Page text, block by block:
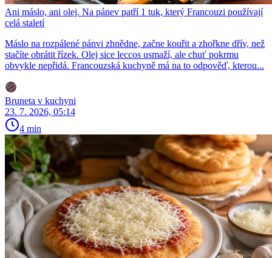
Ani máslo, ani olej. Na pánev patří 1 tuk, který Francouzi používají
celá staletí
Máslo na rozpálené pánvi zhnědne, začne kouřit a zhořkne dřív, než
stačíte obrátit řízek. Olej sice leccos usmaží, ale chuť pokrmu
obvykle nepřidá. Francouzská kuchyně má na to odpověď, kterou...
Bruneta v kuchyni
23. 7. 2026, 05:14
4 min